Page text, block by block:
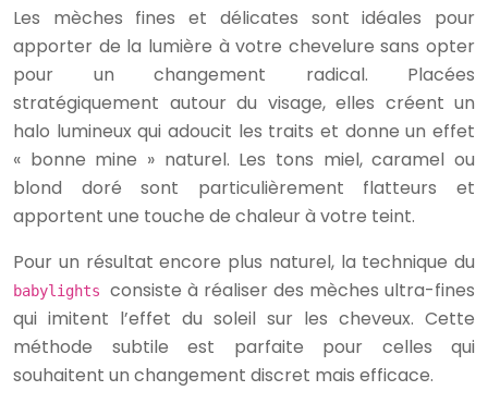
Les mèches fines et délicates sont idéales pour
apporter de la lumière à votre chevelure sans opter
pour un changement radical. Placées
stratégiquement autour du visage, elles créent un
halo lumineux qui adoucit les traits et donne un effet
« bonne mine » naturel. Les tons miel, caramel ou
blond doré sont particulièrement flatteurs et
apportent une touche de chaleur à votre teint.
Pour un résultat encore plus naturel, la technique du
babylights consiste à réaliser des mèches ultra-fines
qui imitent l’effet du soleil sur les cheveux. Cette
méthode subtile est parfaite pour celles qui
souhaitent un changement discret mais efficace.